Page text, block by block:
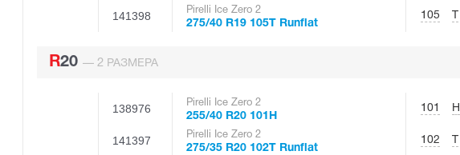
141398 Pirelli Ice Zero 2
275/40 R19 105T Runflat
105 T
R20 — 2 РАЗМЕРА
138976 Pirelli Ice Zero 2
255/40 R20 101H
101 H
141397 Pirelli Ice Zero 2
275/35 R20 102T Runflat
102 T